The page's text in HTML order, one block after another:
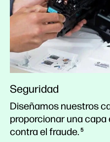
Seguridad
Diseñamos nuestros
proporcionar una capa
contra el fraude. 5